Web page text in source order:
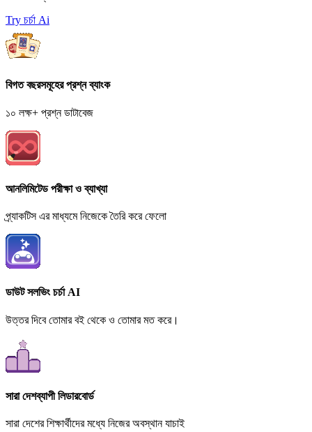
Try চর্চা Ai
বিগত বছরসমূহের প্রশ্ন ব্যাংক
১০ লক্ষ+ প্রশ্ন ডাটাবেজ
আনলিমিটেড পরীক্ষা ও ব্যাখ্যা
প্র্যাকটিস এর মাধ্যমে নিজেকে তৈরি করে ফেলো
ডাউট সলভিং চর্চা AI
উত্তর দিবে তোমার বই থেকে ও তোমার মত করে।
সারা দেশব্যাপী লিডারবোর্ড
সারা দেশের শিক্ষার্থীদের মধ্যে নিজের অবস্থান যাচাই